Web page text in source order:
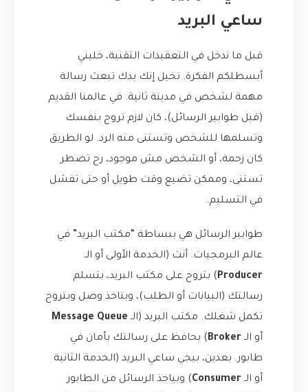
ساعي البريد
قبل ما ندخل في التعقيدات التقنية، خليني
أبسطلكم الفكرة. تخيل إنك بدك تبعث رسالة
مهمة لشخص في مدينة ثانية. في عالمنا القديم
(قبل طوابير الرسائل)، كان لازم تروح بنفسك
وتسلمها للشخص وتستنى منه الرد. لو الطريق
كان زحمة، أو الشخص مش موجود، رح تضطر
تستنى، وممكن تضيع وقت طويل أو حتى تفشل
في التسليم.
طوابير الرسائل هي ببساطة “مكتب البريد” في
عالم البرمجيات. أنت (الخدمة الأولى أو الـ
Producer) بتروح على مكتب البريد، بتسلم
رسالتك (البيانات أو الطلب)، وبتاخذ وصل وبتروح
تكمل شغلك. مكتب البريد (الـ Message Queue
أو الـ Broker) بحافظ على رسالتك بأمان في
طابور. بعدين، بيجي ساعي البريد (الخدمة الثانية
أو الـ Consumer) وبياخذ الرسائل من الطابور